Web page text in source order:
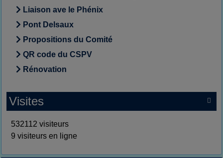
Liaison ave le Phénix
Pont Delsaux
Propositions du Comité
QR code du CSPV
Rénovation

Visites
532112 visiteurs
9 visiteurs en ligne